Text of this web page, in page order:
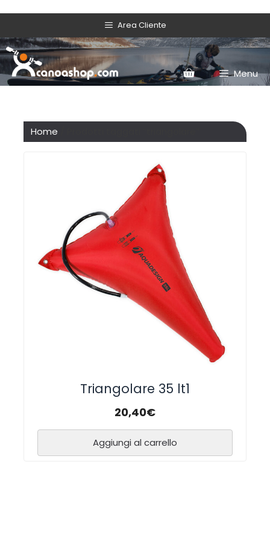
Area Cliente
Menu
Home
Triangolare 35 lt1
20,40€
Aggiungi al carrello